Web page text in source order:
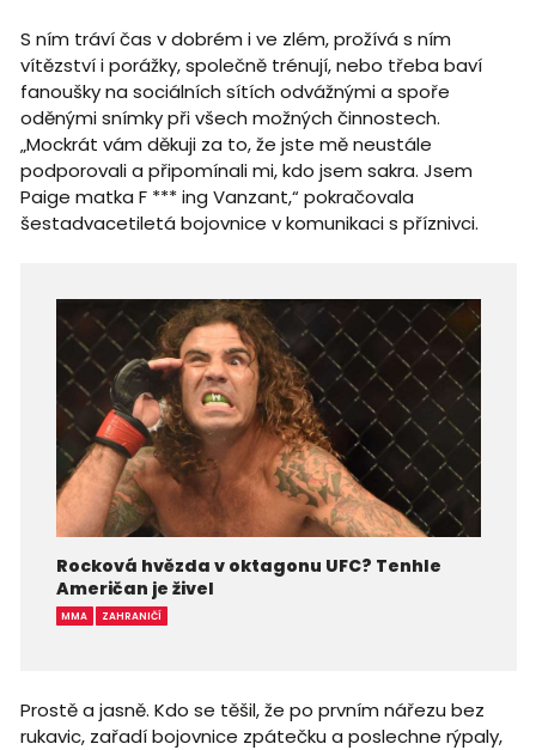
S ním tráví čas v dobrém i ve zlém, prožívá s ním
vítězství i porážky, společně trénují, nebo třeba baví
fanoušky na sociálních sítích odvážnými a spoře
oděnými snímky při všech možných činnostech.
„Mockrát vám děkuji za to, že jste mě neustále
podporovali a připomínali mi, kdo jsem sakra. Jsem
Paige matka F *** ing Vanzant,“ pokračovala
šestadvacetiletá bojovnice v komunikaci s příznivci.
Rocková hvězda v oktagonu UFC? Tenhle
Američan je živel
MMA ZAHRANIČÍ
Prostě a jasně. Kdo se těšil, že po prvním nářezu bez
rukavic, zařadí bojovnice zpátečku a poslechne rýpaly,